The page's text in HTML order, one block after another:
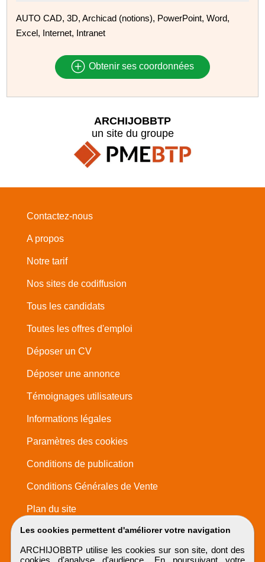
AUTO CAD, 3D, Archicad (notions), PowerPoint, Word,
Excel, Internet, Intranet
Obtenir ses coordonnées
Les cookies permettent d'améliorer votre navigation
ARCHIJOBBTP utilise les cookies sur son site, dont des
cookies d'analyse d'audience. En poursuivant votre
ARCHIJOBBTP
un site du groupe
Contactez-nous
A propos
Notre tarif
Nos sites de codiffusion
Tous les candidats
Toutes les offres d'emploi
Déposer un CV
Déposer une annonce
Témoignages utilisateurs
Informations légales
Paramètres des cookies
Conditions de publication
Conditions Générales de Vente
Plan du site